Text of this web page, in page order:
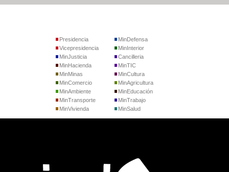
Presidencia
Vicepresidencia
MinJusticia
MinDefensa
MinInterior
Cancilleria
MinHacienda
MinMinas
MinComercio
MinTIC
MinCultura
MinAgricultura
MinAmbiente
MinTransporte
MinVivienda
MinEducación
MinTrabajo
MinSalud